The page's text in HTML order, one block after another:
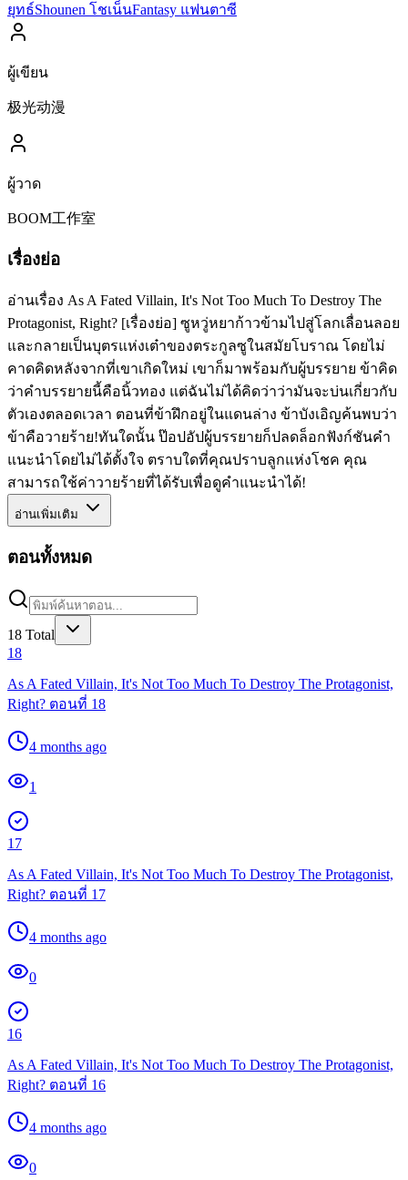
ยุทธ์Shounen โชเน็นFantasy แฟนตาซี
ผู้เขียน
极光动漫
ผู้วาด
BOOM工作室
เรื่องย่อ
อ่านเรื่อง As A Fated Villain, It's Not Too Much To Destroy The
Protagonist, Right? [เรื่องย่อ] ซูหวู่หยาก้าวข้ามไปสู่โลกเลื่อนลอย
และกลายเป็นบุตรแห่งเต๋าของตระกูลซูในสมัยโบราณ โดยไม่
คาดคิดหลังจากที่เขาเกิดใหม่ เขาก็มาพร้อมกับผู้บรรยาย ข้าคิด
ว่าคำบรรยายนี้คือนิ้วทอง แต่ฉันไม่ได้คิดว่าว่ามันจะบ่นเกี่ยวกับ
ตัวเองตลอดเวลา ตอนที่ข้าฝึกอยู่ในแดนล่าง ข้าบังเอิญค้นพบว่า
ข้าคือวายร้าย!ทันใดนั้น ป๊อปอัปผู้บรรยายก็ปลดล็อกฟังก์ชันคำ
แนะนำโดยไม่ได้ตั้งใจ ตราบใดที่คุณปราบลูกแห่งโชค คุณ
สามารถใช้ค่าวายร้ายที่ได้รับเพื่อดูคำแนะนำได้!
อ่านเพิ่มเติม
ตอนทั้งหมด
18 Total
18
As A Fated Villain, It's Not Too Much To Destroy The Protagonist,
Right? ตอนที่ 18
4 months ago
1
17
As A Fated Villain, It's Not Too Much To Destroy The Protagonist,
Right? ตอนที่ 17
4 months ago
0
16
As A Fated Villain, It's Not Too Much To Destroy The Protagonist,
Right? ตอนที่ 16
4 months ago
0